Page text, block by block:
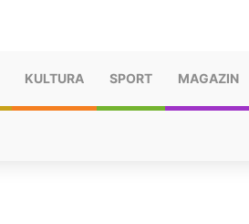
KULTURA SPORT MAGAZIN